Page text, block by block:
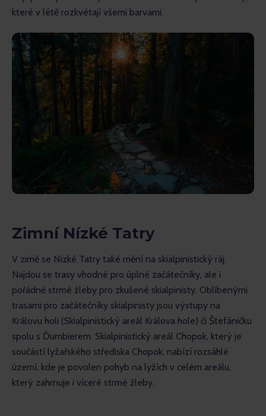
které v létě rozkvétají všemi barvami.
Zimní Nízké Tatry
V zimě se Nízké Tatry také mění na skialpinistický ráj.
Najdou se trasy vhodné pro úplné začátečníky, ale i
pořádně strmé žleby pro zkušené skialpinisty. Oblíbenými
trasami pro začátečníky skialpinisty jsou výstupy na
Královu holi (Skialpinistický areál Králova hole) či Štefáničku
spolu s Ďumbierem. Skialpinistický areál Chopok, který je
součástí lyžařského střediska Chopok, nabízí rozsáhlé
území, kde je povolen pohyb na lyžích v celém areálu,
který zahrnuje i víceré strmé žleby.